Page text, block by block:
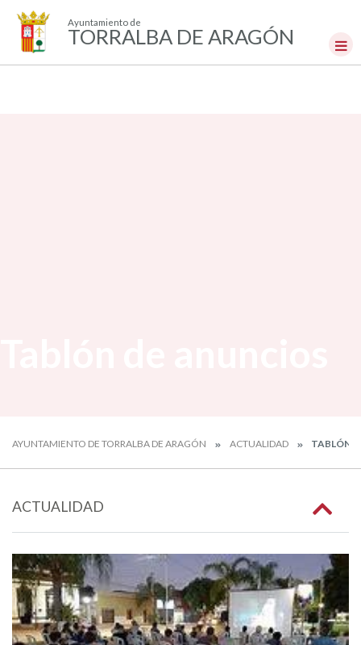
Ayuntamiento de
TORRALBA DE ARAGÓN
AYUNTAMIENTO DE TORRALBA DE ARAGÓN ACTUALIDAD TABLÓN
ACTUALIDAD